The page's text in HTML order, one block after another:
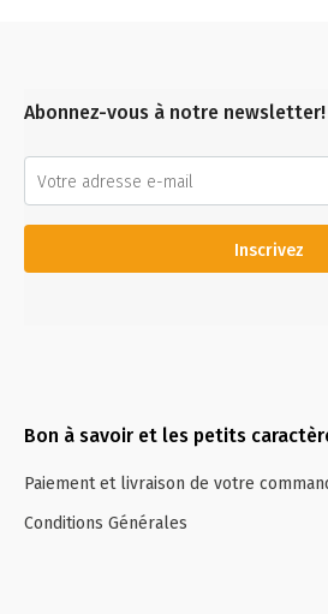
Abonnez-vous à notre newsletter!
Inscrivez
Bon à savoir et les petits
Paiement et livraison de votre
Conditions Générales